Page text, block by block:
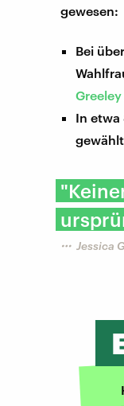
gewesen:
Bei
Greeley
In etwa
gewählt
Jessica